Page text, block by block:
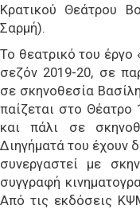
Κρατικού Θεάτρου
Σαρμή).
Το θεατρικό του έργο
σεζόν 2019-20, σε
σε σκηνοθεσία
παίζεται στο
και πάλι σε
Διηγήματά του έχουν
συνεργαστεί με
συγγραφή
Από τις εκδόσεις